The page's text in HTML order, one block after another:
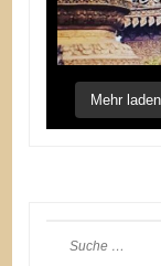
Mehr
nach: